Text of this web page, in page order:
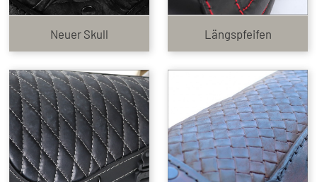
Neuer Skull Längspfeifen